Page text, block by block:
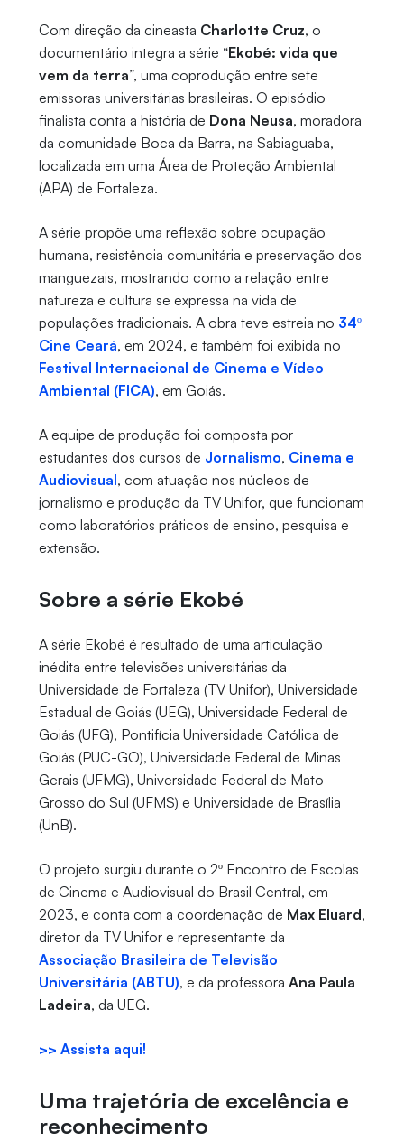
Com direção da cineasta Charlotte Cruz, o
documentário integra a série “Ekobé: vida que
vem da terra”, uma coprodução entre sete
emissoras universitárias brasileiras. O episódio
finalista conta a história de Dona Neusa, moradora
da comunidade Boca da Barra, na Sabiaguaba,
localizada em uma Área de Proteção Ambiental
(APA) de Fortaleza.
A série propõe uma reflexão sobre ocupação
humana, resistência comunitária e preservação dos
manguezais, mostrando como a relação entre
natureza e cultura se expressa na vida de
populações tradicionais. A obra teve estreia no 34º
Cine Ceará, em 2024, e também foi exibida no
Festival Internacional de Cinema e Vídeo
Ambiental (FICA), em Goiás.
A equipe de produção foi composta por
estudantes dos cursos de Jornalismo, Cinema e
Audiovisual, com atuação nos núcleos de
jornalismo e produção da TV Unifor, que funcionam
como laboratórios práticos de ensino, pesquisa e
extensão.
Sobre a série Ekobé
A série Ekobé é resultado de uma articulação
inédita entre televisões universitárias da
Universidade de Fortaleza (TV Unifor), Universidade
Estadual de Goiás (UEG), Universidade Federal de
Goiás (UFG), Pontifícia Universidade Católica de
Goiás (PUC-GO), Universidade Federal de Minas
Gerais (UFMG), Universidade Federal de Mato
Grosso do Sul (UFMS) e Universidade de Brasília
(UnB).
O projeto surgiu durante o 2º Encontro de Escolas
de Cinema e Audiovisual do Brasil Central, em
2023, e conta com a coordenação de Max Eluard,
diretor da TV Unifor e representante da
Associação Brasileira de Televisão
Universitária (ABTU), e da professora Ana Paula
Ladeira, da UEG.
>> Assista aqui!
Uma trajetória de excelência e
reconhecimento